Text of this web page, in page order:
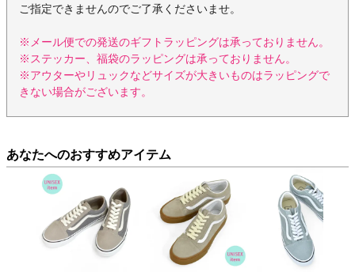
ご指定できませんのでご了承くださいませ。
※メール便での発送のギフトラッピングは承っておりません。
※ステッカー、福袋のラッピングは承っておりません。
※アウターやリュックなどサイズが大きいものはラッピングで
きない場合がございます。
あなたへのおすすめアイテム